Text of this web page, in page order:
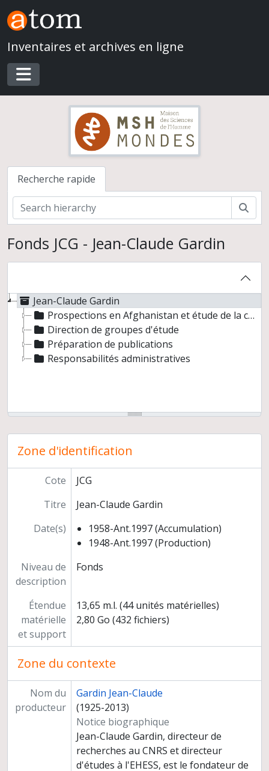
Skip to main content
Inventaires et archives en ligne
Toggle navigation
Recherche rapide
Fonds JCG - Jean-Claude Gardin
Jean-Claude Gardin
Prospections en Afghanistan et étude de la céramique
Direction de groupes d'étude
Préparation de publications
Responsabilités administratives
Zone d'identification
Cote
JCG
Titre
Jean-Claude Gardin
Date(s)
1958-Ant.1997 (Accumulation)
1948-Ant.1997 (Production)
Niveau de
description
Fonds
Étendue
matérielle
et support
13,65 m.l. (44 unités matérielles)
2,80 Go (432 fichiers)
Zone du contexte
Nom du
producteur
Gardin Jean-Claude
(1925-2013)
Notice biographique
Jean-Claude Gardin, directeur de
recherches au CNRS et directeur
d'études à l'EHESS, est le fondateur de